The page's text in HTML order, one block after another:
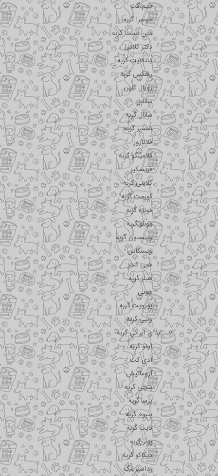
جیم کت
جوسرا گربه
دین بست گربه
دکتر کلادرز
دنتالایت گربه
رفلکس گربه
رویال کنین
سانابل
سانال گربه
شسیر گربه
فلاتازور
فلامینگو گربه
فریسکیز
کلاینی گربه
گورمت گربه
مونژه گربه
مونلو گربه
وینستون گربه
ویسکاس
هپی کت
هیلز گربه
هوبی
یوروپت گربه
ونپی گربه
غذای ایرانی گربه
اونو گربه
آدی کت
آروماتیش
پتچی گربه
پرسا گربه
پتیوم گربه
تاپت گربه
پولر گربه
دیکاکو گربه
رداسپرینگ